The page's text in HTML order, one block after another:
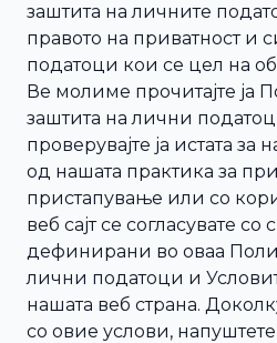
заштита на личните
правото на приватност и
податоци кои се цел на
Ве молиме прочитајте ја
заштита на лични
проверувајте ја истата за
од нашата практика за
пристaпување или со
веб сајт се согласувате со
дефинирани во оваа
лични податоци и
нашата веб страна.
со овие услови, напуштете